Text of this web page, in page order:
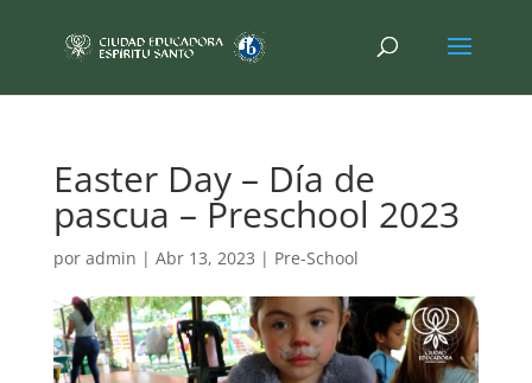
Easter Day – Día de
pascua – Preschool 2023
por admin | Abr 13, 2023 | Pre-School